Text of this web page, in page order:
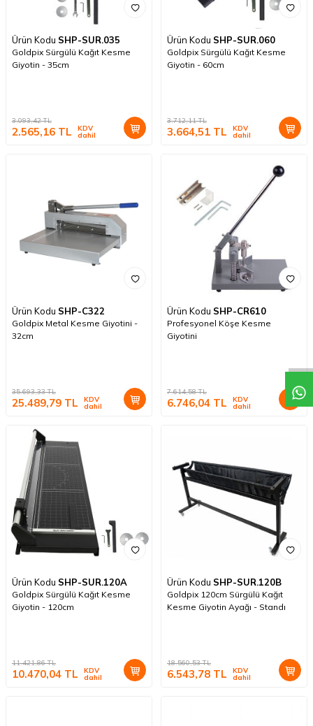
Ürün Kodu SHP-SUR.035
Goldpix Sürgülü Kağıt Kesme
Giyotin - 35cm
3.093,42TL
2.565,16 TL KDV
dahil
Ürün Kodu SHP-SUR.060
Goldpix Sürgülü Kağıt Kesme
Giyotin - 60cm
3.712,11TL
3.664,51 TL KDV
dahil
Ürün Kodu SHP-C322
Goldpix Metal Kesme Giyotini -
32cm
35.693,33TL
25.489,79 TL KDV
dahil
Ürün Kodu SHP-CR610
Profesyonel Köşe Kesme
Giyotini
7.614,58TL
6.746,04 TL KDV
dahil
Ürün Kodu SHP-SUR.120A
Goldpix Sürgülü Kağıt Kesme
Giyotin - 120cm
11.421,86TL
10.470,04 TL KDV
dahil
Ürün Kodu SHP-SUR.120B
Goldpix 120cm Sürgülü Kağıt
Kesme Giyotin Ayağı - Standı
18.560,53TL
6.543,78 TL KDV
dahil